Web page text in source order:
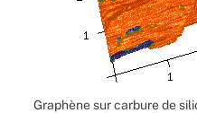
Graphène sur carbure de